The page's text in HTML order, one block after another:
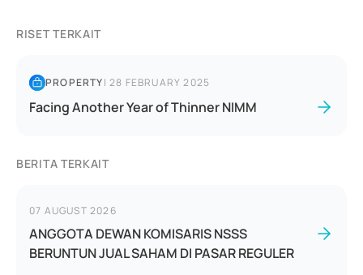
RISET TERKAIT
PROPERTY|28 FEBRUARY 2025
Facing Another Year of Thinner NIMM
BERITA TERKAIT
07 AUGUST 2026
ANGGOTA DEWAN KOMISARIS NSSS
BERUNTUN JUAL SAHAM DI PASAR REGULER